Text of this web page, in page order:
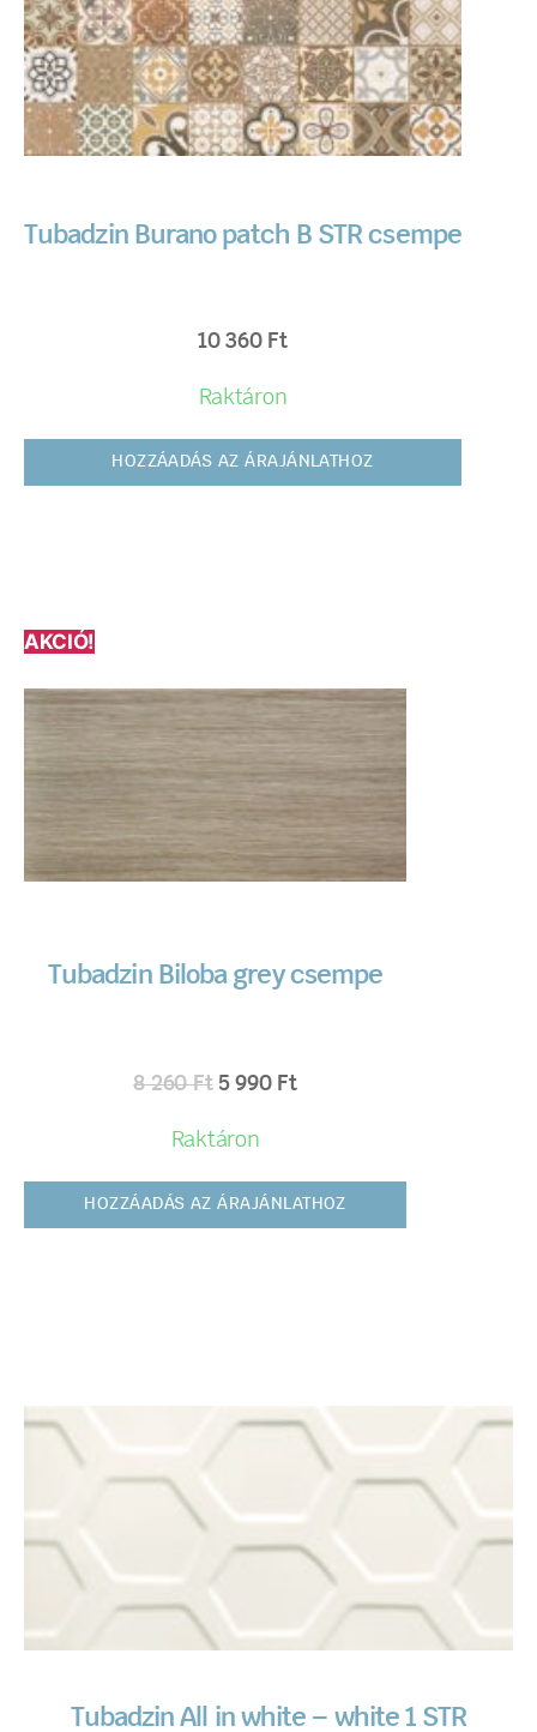
Tubadzin Burano patch B STR csempe
10 360 Ft
Raktáron
HOZZÁADÁS AZ ÁRAJÁNLATHOZ
AKCIÓ!
Tubadzin Biloba grey csempe
8 260Ft 5 990 Ft
Raktáron
HOZZÁADÁS AZ ÁRAJÁNLATHOZ
Tubadzin All in white – white 1 STR